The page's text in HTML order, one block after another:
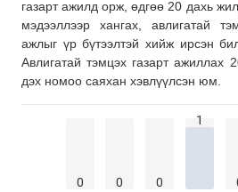
газарт ажилд орж, өдгөө 20 дахь
мэдээллээр хангах, авлигатай
ажлыг үр бүтээлтэй хийж ирсэн
Авлигатай тэмцэх газарт ажиллах
дэх номоо саяхан хэвлүүлсэн юм.
0 0 0
1